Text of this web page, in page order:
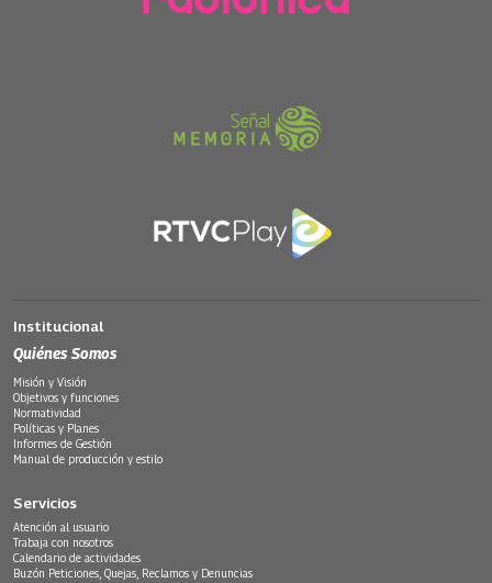
Institucional
Quiénes Somos
Misión y Visión
Objetivos y funciones
Normatividad
Políticas y Planes
Informes de Gestión
Manual de producción y estilo
Servicios
Atención al usuario
Trabaja con nosotros
Calendario de actividades
Buzón Peticiones, Quejas, Reclamos y Denuncias